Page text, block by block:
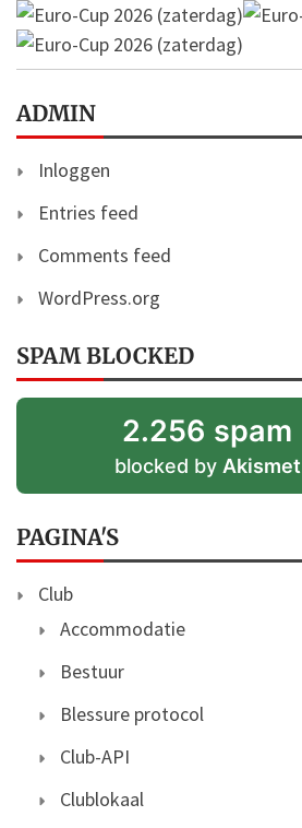
ADMIN
Inloggen
Entries feed
Comments feed
WordPress.org
SPAM BLOCKED
2.256 spam
blocked by Akismet
PAGINA'S
Club
Accommodatie
Bestuur
Blessure protocol
Club-API
Clublokaal